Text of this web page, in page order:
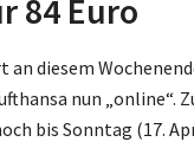
84 Euro
an diesem
nun „online“.
bis Sonntag (17.